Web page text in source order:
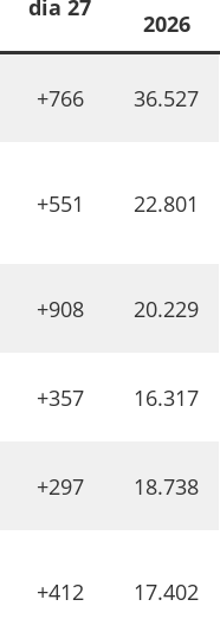
dia 27
2026
+766 36.527
+551 22.801
+908 20.229
+357 16.317
+297 18.738
+412 17.402